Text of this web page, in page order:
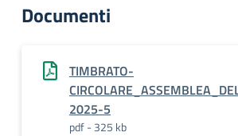
Documenti
TIMBRATO-
2025-5
pdf - 325 kb